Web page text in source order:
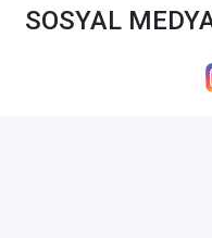
SOSYAL